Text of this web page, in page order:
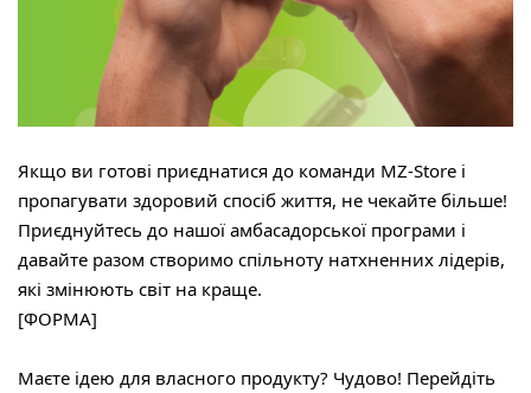
Якщо ви готові приєднатися до команди MZ-Store і
пропагувати здоровий спосіб життя, не чекайте більше!
Приєднуйтесь до нашої амбасадорської програми і
давайте разом створимо спільноту натхненних лідерів,
які змінюють світ на краще.
[ФОРМА]
Маєте ідею для власного продукту? Чудово! Перейдіть